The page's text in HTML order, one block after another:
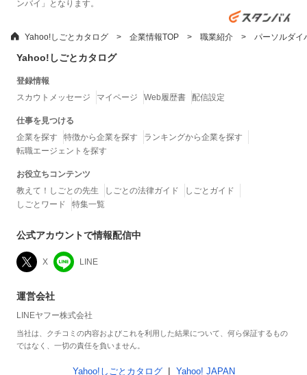
ンバイ」となります。
Yahoo!しごとカタログ 企業情報TOP 職業紹介 パーソルダイ
Yahoo!しごとカタログ
登録情報
スカウトメッセージ
マイページ Web履歴書 配信設定
仕事を見つける
企業を探す
特徴から企業を探す
ランキングから企業を探す
転職エージェントを探す
お役立ちコンテンツ
教えて！しごとの先生
しごとの法律ガイド
しごとガイド
しごとワード
特集一覧
公式アカウントで情報配信中
X LINE
運営会社
LINEヤフー株式会社
当社は、クチコミの内容およびこれを利用した結果について、何ら保証するもの
ではなく、一切の責任を負いません。
Yahoo!しごとカタログ Yahoo! JAPAN